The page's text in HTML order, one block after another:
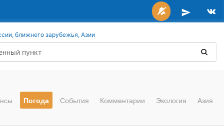
ближнего зарубежья, Азии
Погода События Комментарии Экология Азия